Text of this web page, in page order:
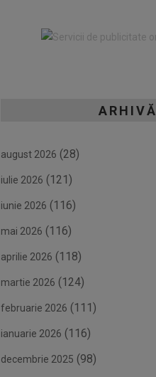
ARHIVĂ
august 2026 (28)
iulie 2026 (121)
iunie 2026 (116)
mai 2026 (116)
aprilie 2026 (118)
martie 2026 (124)
februarie 2026 (111)
ianuarie 2026 (116)
decembrie 2025 (98)